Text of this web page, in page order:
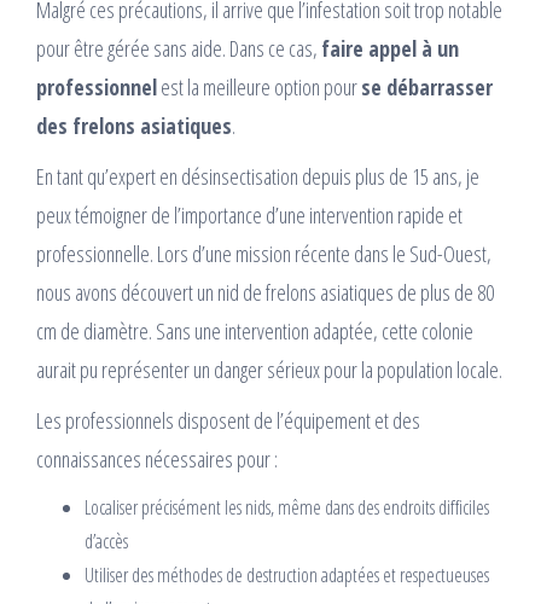
Malgré ces précautions, il arrive que l’infestation soit trop notable
pour être gérée sans aide. Dans ce cas, faire appel à un
professionnelest la meilleure option pourse débarrasser
des frelons asiatiques.
En tant qu’expert en désinsectisation depuis plus de 15 ans, je
peux témoigner de l’importance d’une intervention rapide et
professionnelle. Lors d’une mission récente dans le Sud-Ouest,
nous avons découvert un nid de frelons asiatiques de plus de 80
cm de diamètre. Sans une intervention adaptée, cette colonie
aurait pu représenter un danger sérieux pour la population locale.
Les professionnels disposent de l’équipement et des
connaissances nécessaires pour :
Localiser précisément les nids, même dans des endroits difficiles
d’accès
Utiliser des méthodes de destruction adaptées et respectueuses